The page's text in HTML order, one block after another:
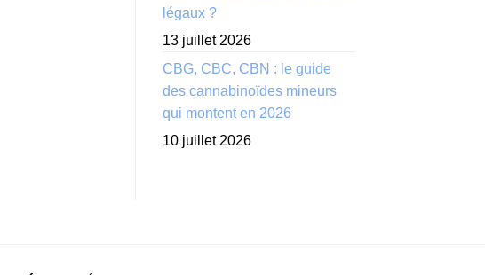
légaux ?
13 juillet 2026
CBG, CBC, CBN : le guide
des cannabinoïdes mineurs
qui montent en 2026
10 juillet 2026